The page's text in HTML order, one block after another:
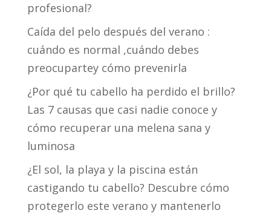
profesional?
Caída del pelo después del verano :
cuándo es normal ,cuándo debes
preocupartey cómo prevenirla
¿Por qué tu cabello ha perdido el brillo?
Las 7 causas que casi nadie conoce y
cómo recuperar una melena sana y
luminosa
¿El sol, la playa y la piscina están
castigando tu cabello? Descubre cómo
protegerlo este verano y mantenerlo